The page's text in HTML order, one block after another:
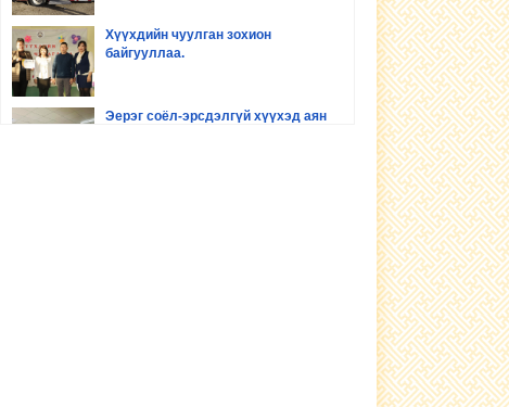
Хүүхдийн чуулган зохион
байгууллаа.
Эерэг соёл-эрсдэлгүй хүүхэд аян